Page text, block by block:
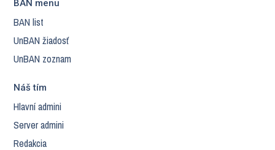
BAN menu
BAN list
UnBAN žiadosť
UnBAN zoznam
Náš tím
Hlavní admini
Server admini
Redakcia